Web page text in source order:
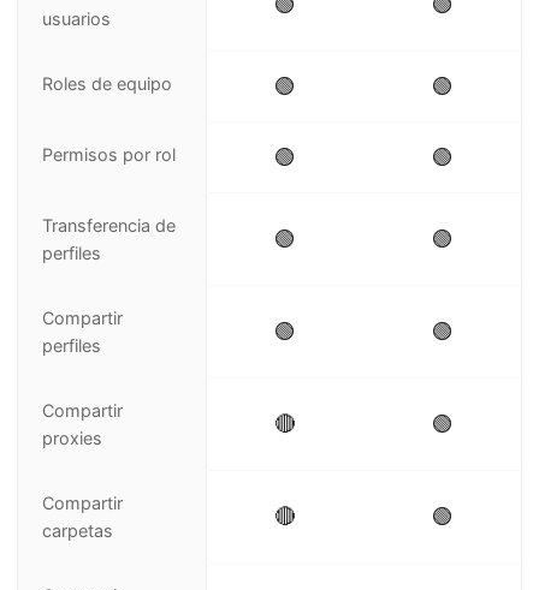
usuarios
Roles de equipo 🟢 🟢
Permisos por rol 🟢 🟢
Transferencia de
perfiles
🟢 🟢
Compartir
perfiles
🟢 🟢
Compartir
proxies
🔴 🟢
Compartir
carpetas
🔴 🟢